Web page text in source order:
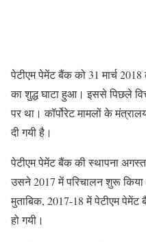
पेटीएम पेमेंट बैंक को 31 मार्च 2018
का शुद्ध घाटा हुआ। इससे पिछले
पर था। कॉर्पोरेट मामलों के
दी गयी है।
पेटीएम पेमेंट बैंक की स्थापना
उसने 2017 में परिचालन शुरू
मुताबिक, 2017-18 में पेटीएम
हो गयी।